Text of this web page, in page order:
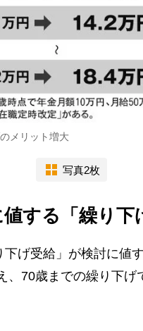
メリット増大
写真2枚
する「繰り下
げ受給」が検討に値
、70歳までの繰り下げ